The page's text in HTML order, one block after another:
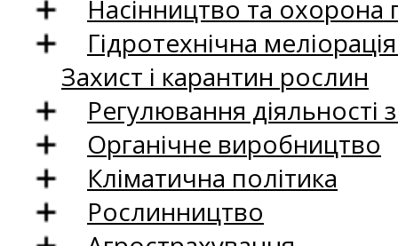
Насінництво та
Гідротехнічна
Захист і карантин рослин
Регулювання
Органічне виробництво
Кліматична політика
Рослинництво